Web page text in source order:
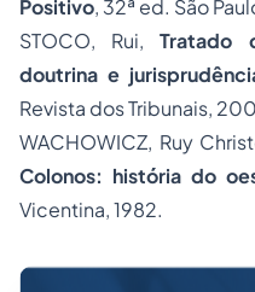
Positivo, 32ª ed. São
STOCO, Rui,Tratado
doutrina e
Revista dos Tribunais,
WACHOWICZ, Ruy
Colonos: história do
Vicentina, 1982.